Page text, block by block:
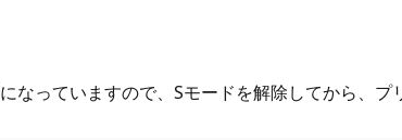
っていますので、Sモードを解除してから、